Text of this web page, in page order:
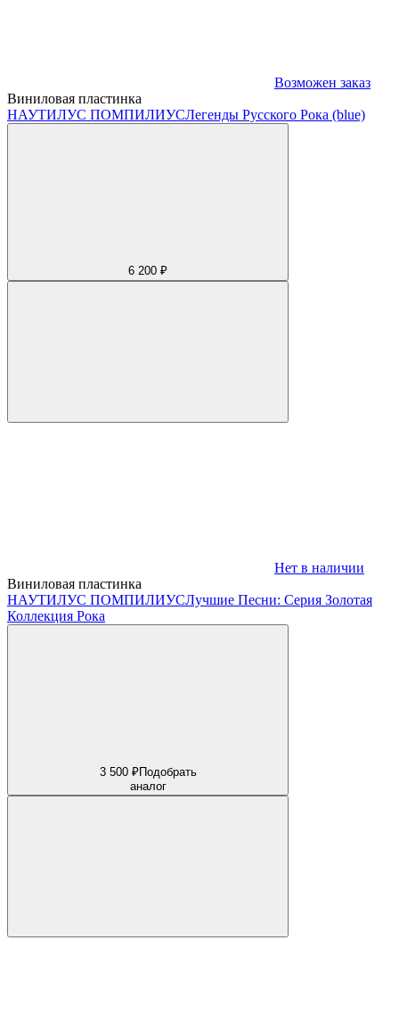
Возможен заказ
Виниловая пластинка
НАУТИЛУС ПОМПИЛИУСЛегенды Русского Рока (blue)
6 200 ₽
Нет в наличии
Виниловая пластинка
НАУТИЛУС ПОМПИЛИУСЛучшие Песни: Серия Золотая
Коллекция Рока
3 500 ₽Подобрать
аналог